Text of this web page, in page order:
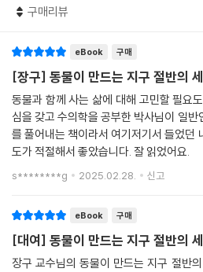
---「나가는 글 | 생명과학, 아직 끝나지 않
이처럼 이 책은 인간 중심적인 방식이 아
리는 것이 수많은 종을 이용하고 보호하는
녀야 할 자세라고 강조하는 한편, 동시에
오늘날 인류를 넘어 생명은 안전한 미래에
었다는 사실 또한 직시하게 해준다. 장구
로운 이야기와 섬세한 시선을 통해 동물
동물과 사람의 건강 모두를 지키고 다양한
이해하는 사유로 확장하는 경험을 하게 될
“인간과 동물의 미래는 하나다!”
지구 공동체로 연결된 인간, 동물, 환경을
우리 곁에 있는 동물, 또는 동물이 있는 장
구매리뷰
eBook 구매
[장구] 동물이 만드는 지구 절반의 세
동물과 함께 사는 삶에 대해 고민할 필요
심을 갖고 수의학을 공부한 박사님이 일반
를 풀어내는 책이라서 여기저기서 들었던
도가 적절해서 좋았습니다. 잘 읽었어요.
s********g 2025.02.28. 신고
eBook 구매
[대여] 동물이 만드는 지구 절반의 세
장구 교수님의 동물이 만드는 지구 절반